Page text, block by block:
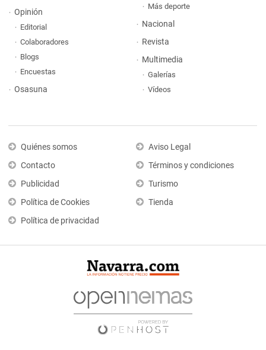
Opinión
Editorial
Colaboradores
Blogs
Encuestas
Osasuna
Más deporte
Nacional
Revista
Multimedia
Galerías
Vídeos
Quiénes somos
Contacto
Publicidad
Política de Cookies
Política de privacidad
Aviso Legal
Términos y condiciones
Turismo
Tienda